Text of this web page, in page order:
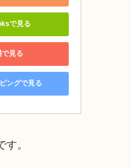
で見る
見る
ングで見る
。